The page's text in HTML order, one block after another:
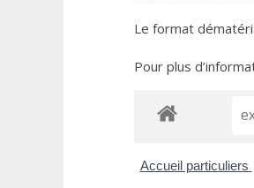
Le format
Pour plus
Accueil particuliers